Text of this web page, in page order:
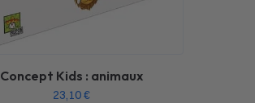
Concept Kids : animaux
23,10€